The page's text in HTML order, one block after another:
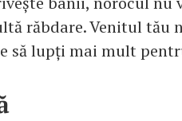
răbdare. Venitul tău
să lupți mai mult